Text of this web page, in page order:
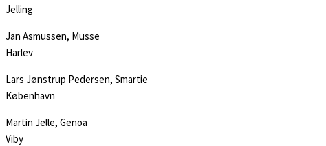
Jelling
Jan Asmussen, Musse
Harlev
Lars Jønstrup Pedersen, Smartie
København
Martin Jelle, Genoa
Viby